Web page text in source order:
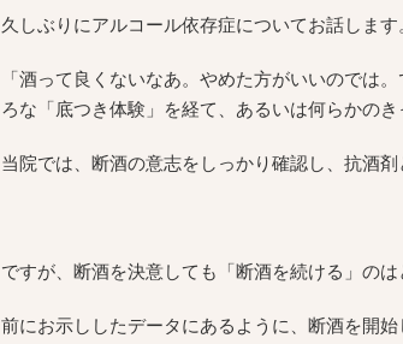
久しぶりにアルコール依存症についてお話します
「酒って良くないなあ。やめた方がいいのでは
ろな「底つき体験」を経て、あるいは何らかの
当院では、断酒の意志をしっかり確認し、抗酒
ですが、断酒を決意しても「断酒を続ける」のは
前にお示ししたデータにあるように、断酒を開